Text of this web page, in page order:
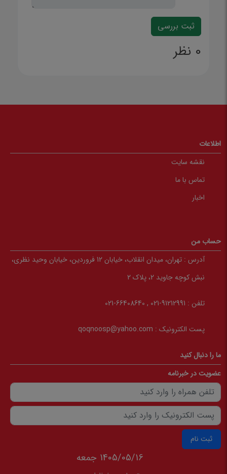
0 نظر
اطلاعات
نقشه سایت
تماس با ما
اخبار
حساب من
آدرس :
تهران، میدان انقلاب، خیابان 12 فروردین، خیابان وحید نظری،
نبش کوچه جاوید 2، پلاک 2
تلفن : 91212991-021 , 66408640-021
پست الکترونیک : qoqnoosp@yahoo.com
ما را دنبال کنید
عضویت در خبرنامه
ثبت نام
1405/05/16 جمعه